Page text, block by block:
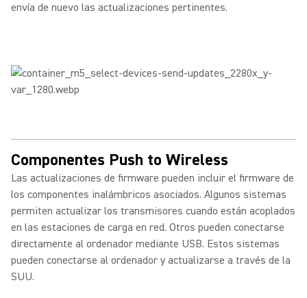
envía de nuevo las actualizaciones pertinentes.
Componentes Push to Wireless
Las actualizaciones de firmware pueden incluir el firmware de
los componentes inalámbricos asociados. Algunos sistemas
permiten actualizar los transmisores cuando están acoplados
en las estaciones de carga en red. Otros pueden conectarse
directamente al ordenador mediante USB. Estos sistemas
pueden conectarse al ordenador y actualizarse a través de la
SUU.